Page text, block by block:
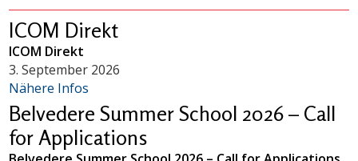
ICOM Direkt
ICOM Direkt
3. September 2026
Nähere Infos
Belvedere Summer School 2026 – Call
for Applications